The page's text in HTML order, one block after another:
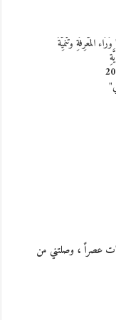
المَعْرِفَةِ وتَنْمِيَّةُ
عصراً ، وصلتني من